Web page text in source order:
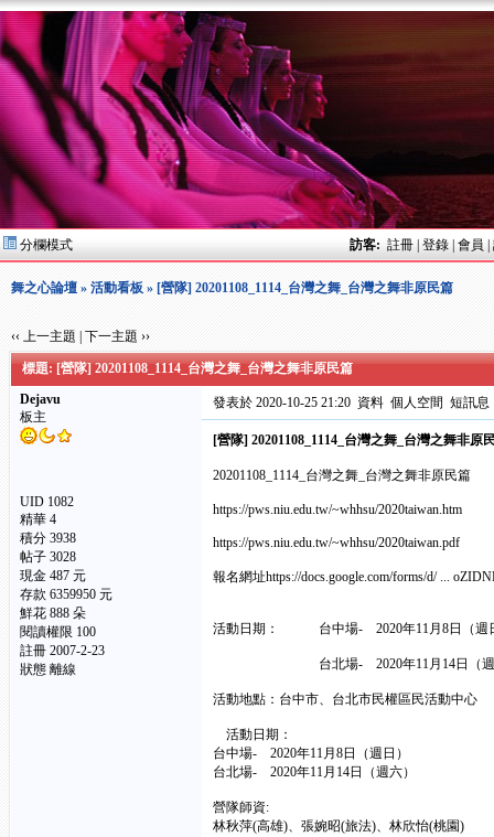
分欄模式 訪客: 註冊| 登錄| 會員
舞之心論壇» 活動看板» [營隊] 20201108_1114_台灣之舞_台灣之舞非原民篇
‹‹ 上一主題 下一主題 ››
標題: [營隊] 20201108_1114_台灣之舞_台灣之舞非原民篇
Dejavu
板主
UID 1082
精華 4
積分 3938
帖子 3028
現金 487 元
存款 6359950 元
鮮花 888 朵
閱讀權限 100
註冊 2007-2-23
狀態 離線
發表於 2020-10-25 21:20 資料 個人空間 短訊息
[營隊] 20201108_1114_台灣之舞_台灣之舞非原
20201108_1114_台灣之舞_台灣之舞非原民篇
https://pws.niu.edu.tw/~whhsu/2020taiwan.htm
https://pws.niu.edu.tw/~whhsu/2020taiwan.pdf
報名網址https://docs.google.com/forms/d/ ...
活動日期： 台中場- 2020年11月8日（週
台北場- 2020年11月14日（週
活動地點：台中市、台北市民權區民活動中心
活動日期：
台中場- 2020年11月8日（週日）
台北場- 2020年11月14日（週六）
營隊師資:
林秋萍(高雄)、張婉昭(旅法)、林欣怡(桃園)